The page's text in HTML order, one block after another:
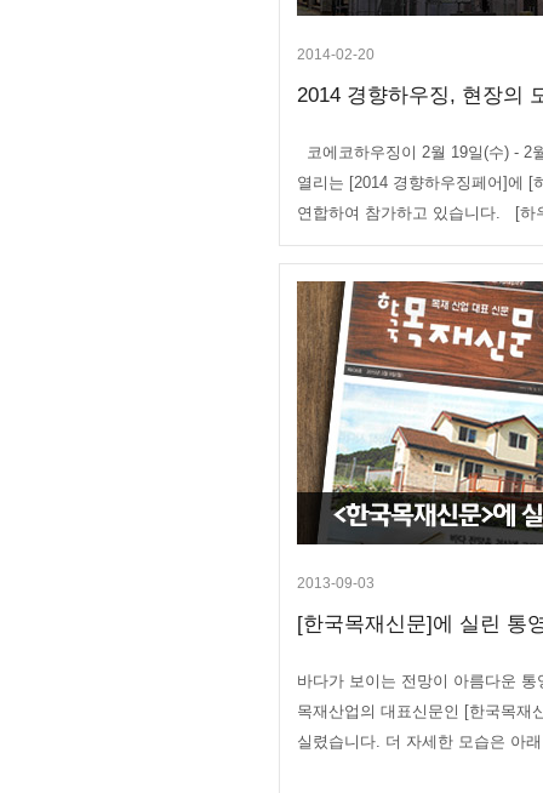
2014-02-20
2014 경향하우징, 현장의
코에코하우징이 2월 19일(수) - 2
열리는 [2014 경향하우징페어]에 [
연합하여 참가하고 있습니다. [하
2013-09-03
[한국목재신문]에 실린 통
바다가 보이는 전망이 아름다운 통
목재산업의 대표신문인 [한국목재
실렸습니다. 더 자세한 모습은 아